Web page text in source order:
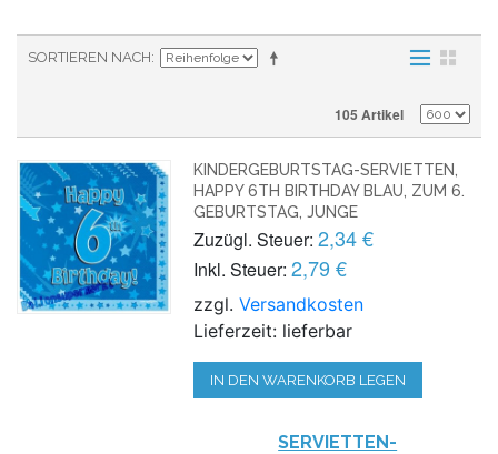
SORTIEREN NACH
105 Artikel
KINDERGEBURTSTAG-SERVIETTEN,
HAPPY 6TH BIRTHDAY BLAU, ZUM 6.
GEBURTSTAG, JUNGE
Zuzügl. Steuer: 2,34 €
Inkl. Steuer: 2,79 €
zzgl.Versandkosten
Lieferzeit: lieferbar
IN DEN WARENKORB LEGEN
SERVIETTEN-